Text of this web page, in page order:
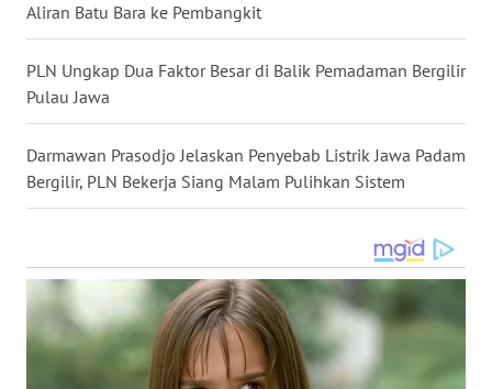
Aliran Batu Bara ke Pembangkit
PLN Ungkap Dua Faktor Besar di Balik Pemadaman Bergilir
Pulau Jawa
Darmawan Prasodjo Jelaskan Penyebab Listrik Jawa Padam
Bergilir, PLN Bekerja Siang Malam Pulihkan Sistem
WN
WN
WN
GORONTALO